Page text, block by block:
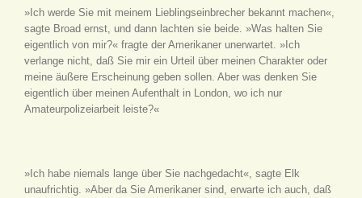
»Ich werde Sie mit meinem Lieblingseinbrecher bekannt machen«,
sagte Broad ernst, und dann lachten sie beide. »Was halten Sie
eigentlich von mir?« fragte der Amerikaner unerwartet. »Ich
verlange nicht, daß Sie mir ein Urteil über meinen Charakter oder
meine äußere Erscheinung geben sollen. Aber was denken Sie
eigentlich über meinen Aufenthalt in London, wo ich nur
Amateurpolizeiarbeit leiste?«
»Ich habe niemals lange über Sie nachgedacht«, sagte Elk
unaufrichtig. »Aber da Sie Amerikaner sind, erwarte ich auch, daß